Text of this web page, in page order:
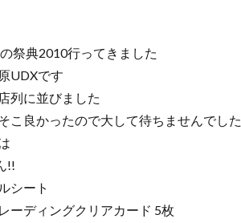
祭典2010行ってきました
UDXです
列に並びました
こ良かったので大して待ちませんでした
!!
シート
ーディングクリアカード 5枚